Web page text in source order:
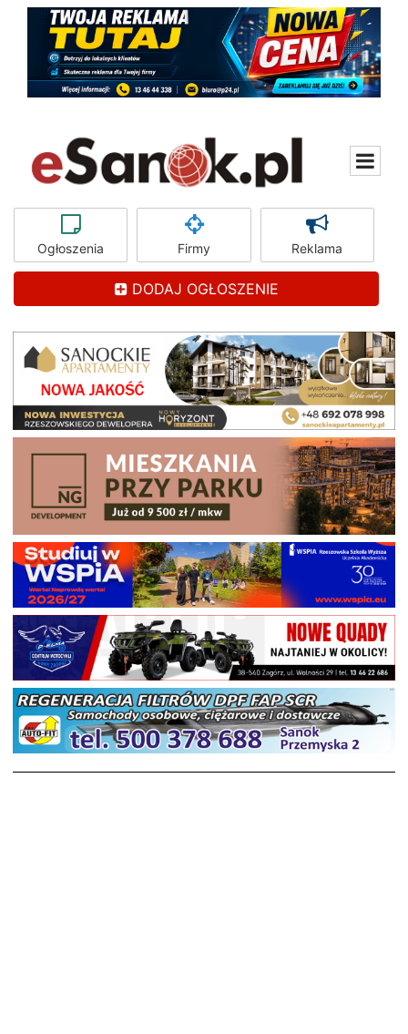
Ogłoszenia Firmy Reklama
DODAJ OGŁOSZENIE